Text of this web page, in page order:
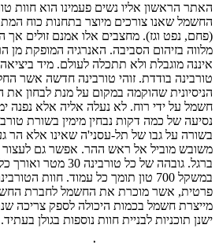
האתר הראשון אליו נשים פעמינו הוא חוות
החשמל שאנו צורכים מיוצר בתחנות כוח
(פחם, נפט וגז). מחצבים אלו אמנם זולים אך
מלווה בזיהום הסביבה. האנרגיה המופקת מן
איננה מוגבלת ולא תתכלה לעולם. מיד
טורבינה בודדת. זוהי טורבינה חדשה אשר
הניסיונית שהוקמה במקום על מנת לבחון את
חשמל על ידי רוח. לא נעלה אליה אלא נפנה
נסיעה של כמה דקות נבחין מימין בשורת
בשורה על גבו של תל-עסני'ה שאינו אלא הר
משובש מוביל אל ראש ההר. אפשר גם לעצור
במשקל 700 טון תומך כל עמוד. חוות
פרטית, אשר מוכרת את החשמל לחברת
ישנן תוכניות לבניית חוות נוספות בגולן בעתיד.